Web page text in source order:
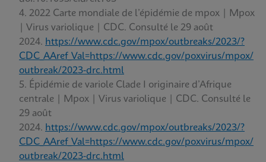
2022 Carte mondiale de l’épidémie de mpox | Mpox
| Virus variolique | CDC. Consulté le 29 août
2024. https://www.cdc.gov/mpox/outbreaks/2023/?
CDC_AAref_Val=https://www.cdc.gov/poxvirus/mpox/
outbreak/2023-drc.html
Épidémie de variole Clade I originaire d’Afrique
centrale | Mpox | Virus variolique | CDC. Consulté le
29 août
2024. https://www.cdc.gov/mpox/outbreaks/2023/?
CDC_AAref_Val=https://www.cdc.gov/poxvirus/mpox/
outbreak/2023-drc.html